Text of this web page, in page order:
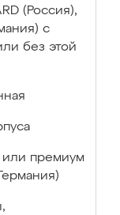
(Россия),
с
без этой
или премиум